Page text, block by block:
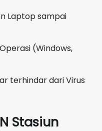
Laptop sampai
(Windows,
terhindar dari Virus
Stasiun